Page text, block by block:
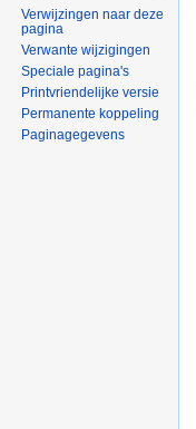
Verwijzingen naar deze
pagina
Verwante wijzigingen
Speciale pagina's
Printvriendelijke versie
Permanente koppeling
Paginagegevens